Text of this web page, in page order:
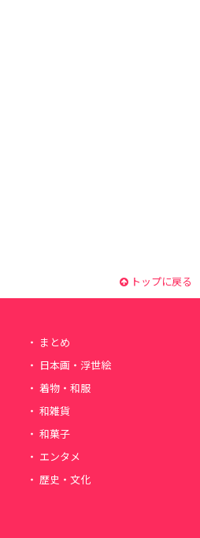
トップに戻る
まとめ
日本画・浮世絵
着物・和服
和雑貨
和菓子
エンタメ
歴史・文化